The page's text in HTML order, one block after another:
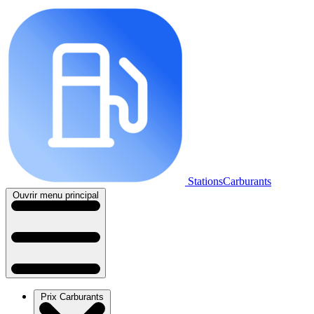
StationsCarburants
Ouvrir menu principal
Prix Carburants